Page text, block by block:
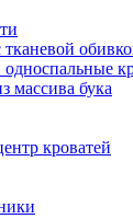
односпальные
массива бука
кроватей